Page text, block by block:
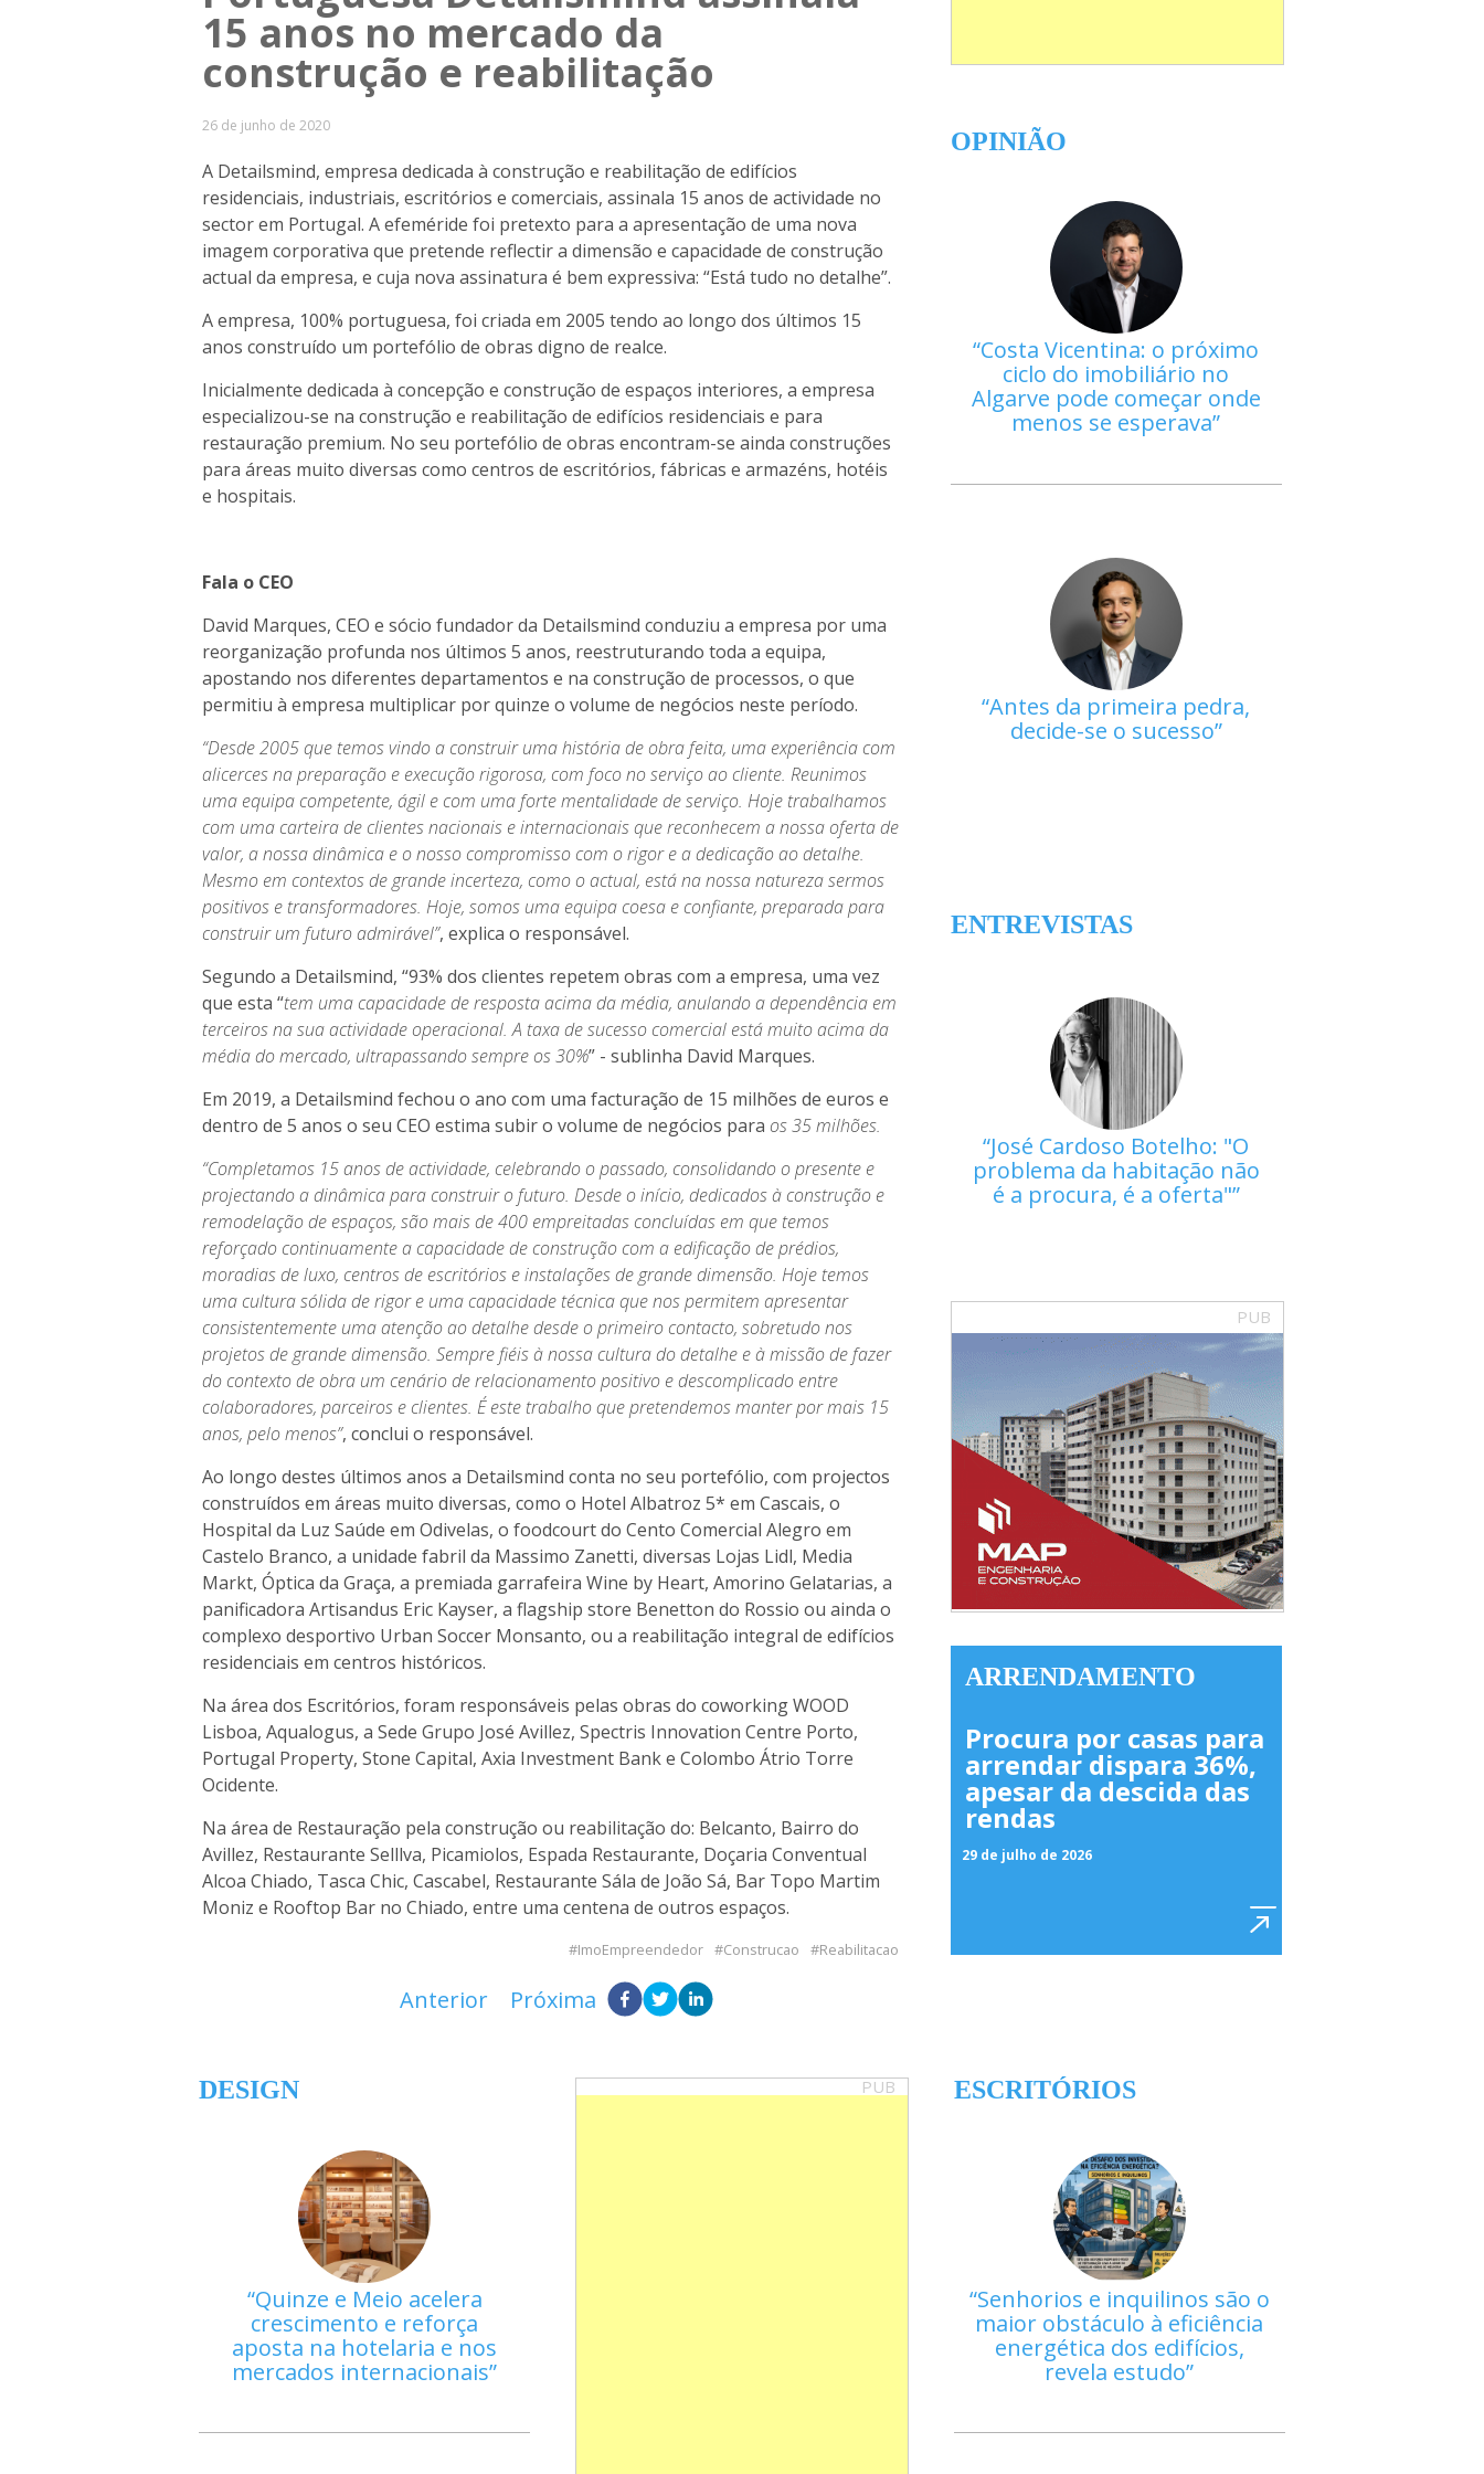
15 anos no mercado da
construção e reabilitação
26 de junho de 2020
A Detailsmind, empresa dedicada à construção e reabilitação de edifícios
residenciais, industriais, escritórios e comerciais, assinala 15 anos de actividade no
sector em Portugal. A efeméride foi pretexto para a apresentação de uma nova
imagem corporativa que pretende reflectir a dimensão e capacidade de construção
actual da empresa, e cuja nova assinatura é bem expressiva: “Está tudo no detalhe”.
A empresa, 100% portuguesa, foi criada em 2005 tendo ao longo dos últimos 15
anos construído um portefólio de obras digno de realce.
Inicialmente dedicada à concepção e construção de espaços interiores, a empresa
especializou-se na construção e reabilitação de edifícios residenciais e para
restauração premium. No seu portefólio de obras encontram-se ainda construções
para áreas muito diversas como centros de escritórios, fábricas e armazéns, hotéis
e hospitais.
Fala o CEO
David Marques, CEO e sócio fundador da Detailsmind conduziu a empresa por uma
reorganização profunda nos últimos 5 anos, reestruturando toda a equipa,
apostando nos diferentes departamentos e na construção de processos, o que
permitiu à empresa multiplicar por quinze o volume de negócios neste período.
“Desde 2005 que temos vindo a construir uma história de obra feita, uma experiência com
alicerces na preparação e execução rigorosa, com foco no serviço ao cliente. Reunimos
uma equipa competente, ágil e com uma forte mentalidade de serviço. Hoje trabalhamos
com uma carteira de clientes nacionais e internacionais que reconhecem a nossa oferta de
valor, a nossa dinâmica e o nosso compromisso com o rigor e a dedicação ao detalhe.
Mesmo em contextos de grande incerteza, como o actual, está na nossa natureza sermos
positivos e transformadores. Hoje, somos uma equipa coesa e confiante, preparada para
construir um futuro admirável”, explica o responsável.
Segundo a Detailsmind, “93% dos clientes repetem obras com a empresa, uma vez
que esta “tem uma capacidade de resposta acima da média, anulando a dependência em
terceiros na sua actividade operacional. A taxa de sucesso comercial está muito acima da
média do mercado, ultrapassando sempre os 30%” - sublinha David Marques.
Em 2019, a Detailsmind fechou o ano com uma facturação de 15 milhões de euros e
dentro de 5 anos o seu CEO estima subir o volume de negócios para os 35 milhões.
“Completamos 15 anos de actividade, celebrando o passado, consolidando o presente e
projectando a dinâmica para construir o futuro. Desde o início, dedicados à construção e
remodelação de espaços, são mais de 400 empreitadas concluídas em que temos
reforçado continuamente a capacidade de construção com a edificação de prédios,
moradias de luxo, centros de escritórios e instalações de grande dimensão. Hoje temos
uma cultura sólida de rigor e uma capacidade técnica que nos permitem apresentar
consistentemente uma atenção ao detalhe desde o primeiro contacto, sobretudo nos
projetos de grande dimensão. Sempre fiéis à nossa cultura do detalhe e à missão de fazer
do contexto de obra um cenário de relacionamento positivo e descomplicado entre
colaboradores, parceiros e clientes. É este trabalho que pretendemos manter por mais 15
anos, pelo menos”, conclui o responsável.
Ao longo destes últimos anos a Detailsmind conta no seu portefólio, com projectos
construídos em áreas muito diversas, como o Hotel Albatroz 5* em Cascais, o
Hospital da Luz Saúde em Odivelas, o foodcourt do Cento Comercial Alegro em
Castelo Branco, a unidade fabril da Massimo Zanetti, diversas Lojas Lidl, Media
Markt, Óptica da Graça, a premiada garrafeira Wine by Heart, Amorino Gelatarias, a
panificadora Artisandus Eric Kayser, a flagship store Benetton do Rossio ou ainda o
complexo desportivo Urban Soccer Monsanto, ou a reabilitação integral de edifícios
residenciais em centros históricos.
Na área dos Escritórios, foram responsáveis pelas obras do coworking WOOD
Lisboa, Aqualogus, a Sede Grupo José Avillez, Spectris Innovation Centre Porto,
Portugal Property, Stone Capital, Axia Investment Bank e Colombo Átrio Torre
Ocidente.
Na área de Restauração pela construção ou reabilitação do: Belcanto, Bairro do
Avillez, Restaurante Selllva, Picamiolos, Espada Restaurante, Doçaria Conventual
Alcoa Chiado, Tasca Chic, Cascabel, Restaurante Sála de João Sá, Bar Topo Martim
Moniz e Rooftop Bar no Chiado, entre uma centena de outros espaços.
ImoEmpreendedor Construcao Reabilitacao
Anterior Próxima
OPINIÃO
Costa Vicentina: o próximo
ciclo do imobiliário no
Algarve pode começar onde
menos se esperava
Antes da primeira pedra,
decide-se o sucesso
ENTREVISTAS
José Cardoso Botelho: "O
problema da habitação não
é a procura, é a oferta"
PUB
ARRENDAMENTO
Procura por casas para
arrendar dispara 36%,
apesar da descida das
rendas
29 de julho de 2026
DESIGN
Quinze e Meio acelera
crescimento e reforça
aposta na hotelaria e nos
mercados internacionais
PUB ESCRITÓRIOS
Senhorios e inquilinos são o
maior obstáculo à eficiência
energética dos edifícios,
revela estudo